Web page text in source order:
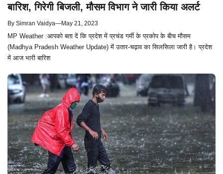
बारिश, गिरेगी बिजली, मौसम विभाग ने जारी किया अलर्ट
By Simran Vaidya—May 21, 2023
MP Weather :आपको बता दें कि प्रदेश में प्रचंड गर्मी के प्रकोप के बीच मौसम
(Madhya Pradesh Weather Update) में उतार-चढ़ाव का सिलसिला जारी है। प्रदेश
में आज भारी बारिश